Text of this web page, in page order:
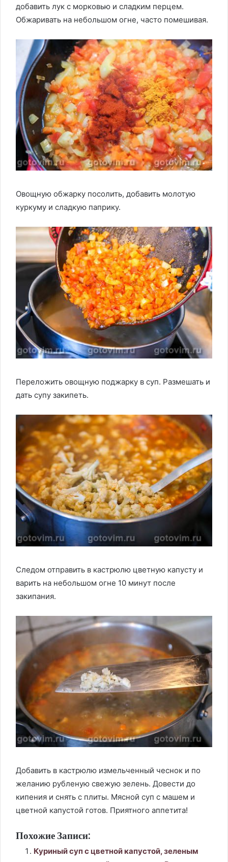
добавить лук с морковью и сладким перцем.
Обжаривать на небольшом огне, часто помешивая.
Овощную обжарку посолить, добавить молотую
куркуму и сладкую паприку.
Переложить овощную поджарку в суп. Размешать и
дать супу закипеть.
Следом отправить в кастрюлю цветную капусту и
варить на небольшом огне 10 минут после
закипания.
Добавить в кастрюлю измельченный чеснок и по
желанию рубленую свежую зелень. Довести до
кипения и снять с плиты. Мясной суп с машем и
цветной капустой готов. Приятного аппетита!
Похожие Записи:
Куриный суп с цветной капустой, зеленым